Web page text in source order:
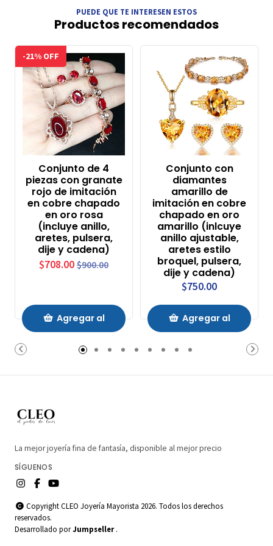
PUEDE QUE TE INTERESEN ESTOS
Productos recomendados
-21% OFF
Conjunto de 4
piezas con granate
rojo de imitación
en cobre chapado
en oro rosa
(incluye anillo,
aretes, pulsera,
dije y cadena)
$708.00 $900.00
Agregar al
Carrito
Conjunto con
diamantes
amarillo de
imitación en cobre
chapado en oro
amarillo (inlcuye
anillo ajustable,
aretes estilo
broquel, pulsera,
dije y cadena)
$750.00
Agregar al
Carrito
La mejor joyería fina de fantasía, disponible al mejor precio
SÍGUENOS
Copyright CLEO Joyería Mayorista 2026. Todos los derechos
reservados.
Desarrollado porJumpseller .